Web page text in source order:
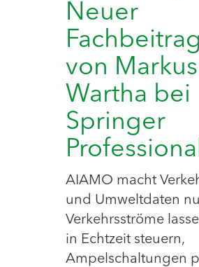
Neuer
Fachbeitrag
von Markus
Wartha bei
Springer
AIAMO macht
und Umweltdaten
Verkehrsströme
in Echtzeit steuern,
Ampelschaltungen